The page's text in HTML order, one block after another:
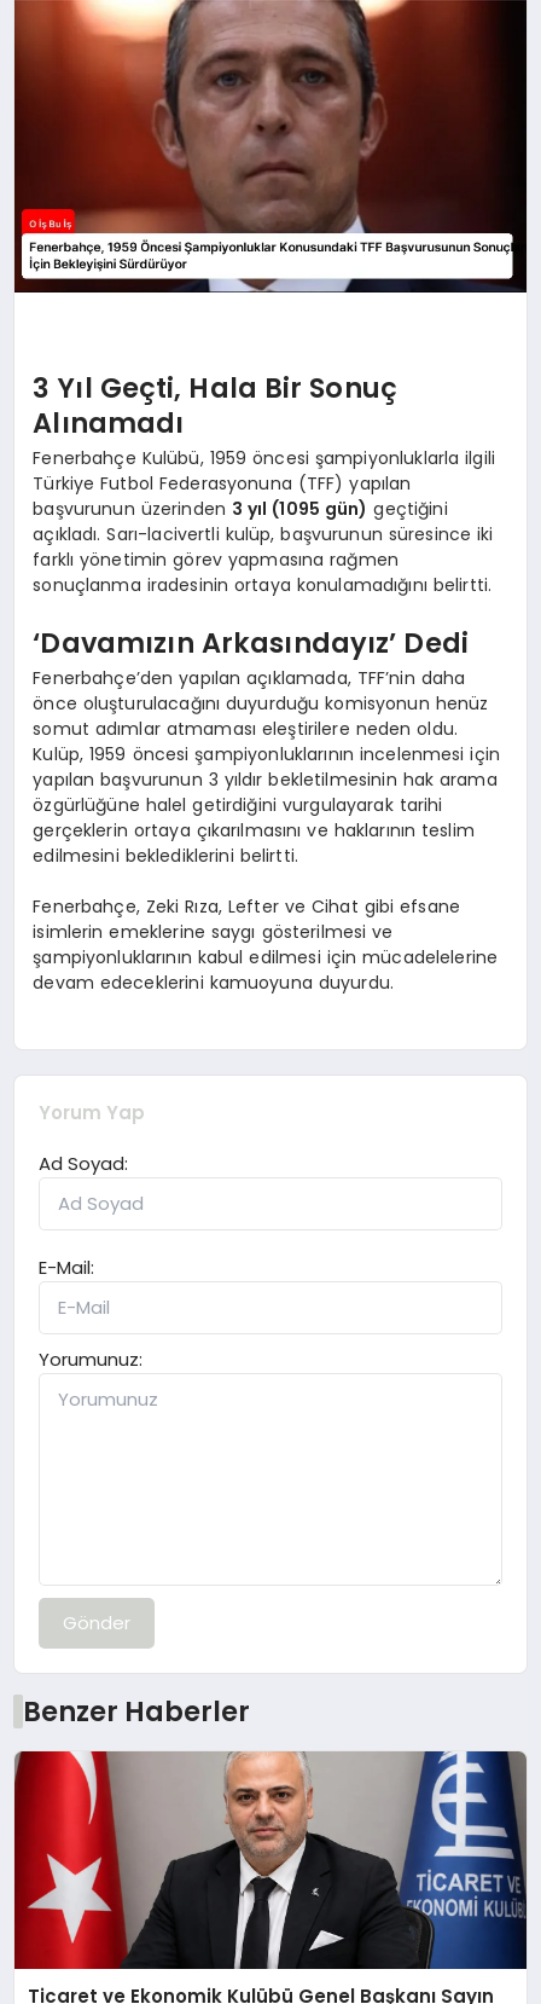
3 Yıl Geçti, Hala Bir Sonuç
Alınamadı
Fenerbahçe Kulübü, 1959 öncesi şampiyonluklarla ilgili
Türkiye Futbol Federasyonuna (TFF) yapılan
başvurunun üzerinden 3 yıl (1095 gün) geçtiğini
açıkladı. Sarı-lacivertli kulüp, başvurunun süresince iki
farklı yönetimin görev yapmasına rağmen
sonuçlanma iradesinin ortaya konulamadığını belirtti.
‘Davamızın Arkasındayız’ Dedi
Fenerbahçe’den yapılan açıklamada, TFF’nin daha
önce oluşturulacağını duyurduğu komisyonun henüz
somut adımlar atmaması eleştirilere neden oldu.
Kulüp, 1959 öncesi şampiyonluklarının incelenmesi için
yapılan başvurunun 3 yıldır bekletilmesinin hak arama
özgürlüğüne halel getirdiğini vurgulayarak tarihi
gerçeklerin ortaya çıkarılmasını ve haklarının teslim
edilmesini beklediklerini belirtti.
Fenerbahçe, Zeki Rıza, Lefter ve Cihat gibi efsane
isimlerin emeklerine saygı gösterilmesi ve
şampiyonluklarının kabul edilmesi için mücadelelerine
devam edeceklerini kamuoyuna duyurdu.
Yorum Yap
Ad Soyad:
E-Mail:
Yorumunuz:
Gönder
Benzer Haberler
Ticaret ve Ekonomik Kulübü Genel Başkanı Sayın